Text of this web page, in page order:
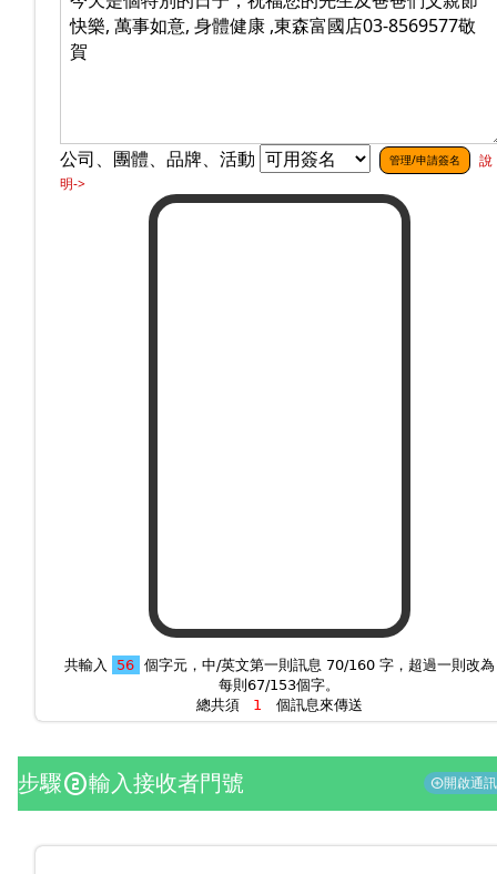
公司、團體、品牌、活動 管理/申請簽名
說
明->
共輸入
個字元，中/英文第一則訊息 70/160 字，超過一則改為
每則67/153個字。
總共須
個訊息來傳送
步驟counter_2輸入接收者門號 add_circle開啟通